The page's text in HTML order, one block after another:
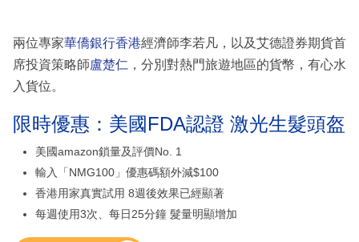
兩位專家華僑銀行香港經濟師李若凡，以及艾德證券期貨首
席投資策略師盧楚仁 ，分別對熱門旅遊地區的貨幣，有心水
入貨位。
限時優惠：美國FDA認證 激光生髮頭盔
美國amazon鎖量及評價No. 1
輸入「NMG100」優惠碼額外減$100
香港用家真實試用 8週後效果已經顯著
每週使用3次、每日25分鐘 髮量明顯增加